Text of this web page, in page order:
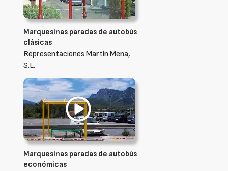
Marquesinas paradas de autobús
clásicas
Representaciones Martín Mena,
S.L.
Marquesinas paradas de autobús
económicas